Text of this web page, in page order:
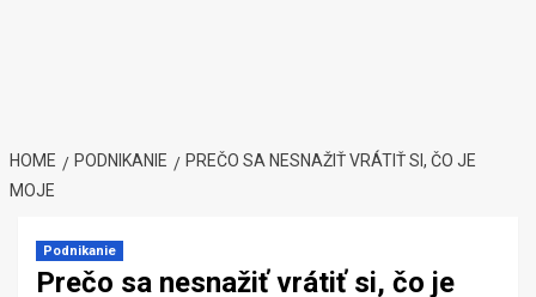
HOME PODNIKANIE
PREČO SA NESNAŽIŤ VRÁTIŤ SI, ČO JE
MOJE
Podnikanie
Prečo sa nesnažiť vrátiť si, čo je